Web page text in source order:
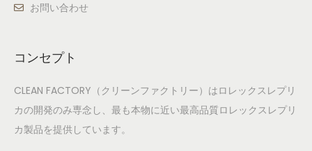
お問い合わせ
コンセプト
CLEAN FACTORY（クリーンファクトリー）はロレックスレプリ
カの開発のみ専念し、最も本物に近い最高品質ロレックスレプリ
カ製品を提供しています。